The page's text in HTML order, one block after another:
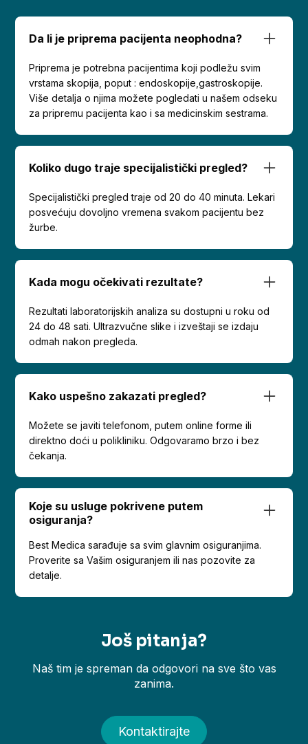
Da li je priprema pacijenta neophodna?
Priprema je potrebna pacijentima koji podležu svim
vrstama skopija, poput : endoskopije,gastroskopije.
Više detalja o njima možete pogledati u našem odseku
za pripremu pacijenta kao i sa medicinskim sestrama.
Koliko dugo traje specijalistički pregled?
Specijalistički pregled traje od 20 do 40 minuta. Lekari
posvećuju dovoljno vremena svakom pacijentu bez
žurbe.
Kada mogu očekivati rezultate?
Rezultati laboratorijskih analiza su dostupni u roku od
24 do 48 sati. Ultrazvučne slike i izveštaji se izdaju
odmah nakon pregleda.
Kako uspešno zakazati pregled?
Možete se javiti telefonom, putem online forme ili
direktno doći u polikliniku. Odgovaramo brzo i bez
čekanja.
Koje su usluge pokrivene putem
osiguranja?
Best Medica sarađuje sa svim glavnim osiguranjima.
Proverite sa Vašim osiguranjem ili nas pozovite za
detalje.
Još pitanja?
Naš tim je spreman da odgovori na sve što vas
zanima.
Kontaktirajte